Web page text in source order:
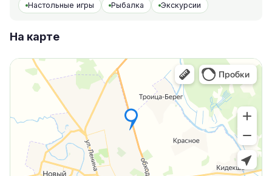
Настольные игры
Рыбалка Экскурсии
На карте